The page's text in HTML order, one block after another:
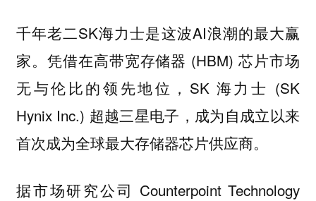
千年老二SK海力士是这波AI浪潮的最大赢
家。凭借在高带宽存储器 (HBM) 芯片市场
无与伦比的领先地位，SK 海力士 (SK
Hynix Inc.) 超越三星电子，成为自成立以来
首次成为全球最大存储器芯片供应商。
据市场研究公司 Counterpoint Technology